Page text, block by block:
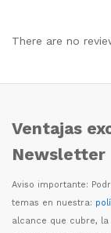
There are no
Ventajas
Newsletter
Aviso importante: Podr
temas en nuestra:
alcance que cubre, la